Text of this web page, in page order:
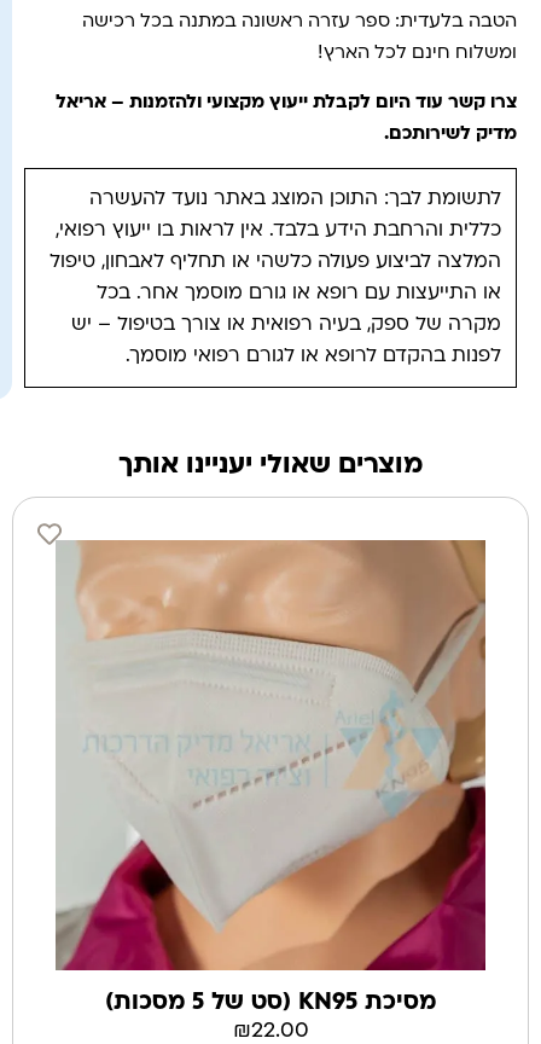
הטבה בלעדית: ספר עזרה ראשונה במתנה בכל רכישה
ומשלוח חינם לכל הארץ!
צרו קשר עוד היום לקבלת ייעוץ מקצועי ולהזמנות – אריאל
מדיק לשירותכם.
לתשומת לבך: התוכן המוצג באתר נועד להעשרה
כללית והרחבת הידע בלבד. אין לראות בו ייעוץ רפואי,
המלצה לביצוע פעולה כלשהי או תחליף לאבחון, טיפול
או התייעצות עם רופא או גורם מוסמך אחר. בכל
מקרה של ספק, בעיה רפואית או צורך בטיפול – יש
לפנות בהקדם לרופא או לגורם רפואי מוסמך.
מוצרים שאולי יעניינו אותך
מסיכת KN95 (סט של 5 מסכות)
₪22.00